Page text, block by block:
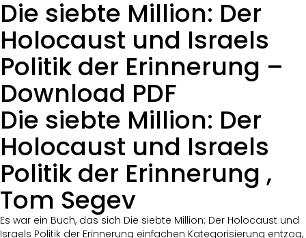
Die siebte Million: Der
Holocaust und Israels
Politik der Erinnerung –
Download PDF
Die siebte Million: Der
Holocaust und Israels
Politik der Erinnerung ,
Tom Segev
Es war ein Buch, das sich Die siebte Million: Der Holocaust und
Israels Politik der Erinnerung einfachen Kategorisierung entzog,